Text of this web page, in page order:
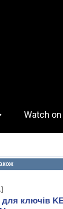
для ключів